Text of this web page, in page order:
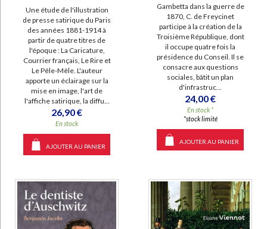
Une étude de l'illustration
de presse satirique du Paris
des années 1881-1914 à
partir de quatre titres de
l'époque : La Caricature,
Courrier français, Le Rire et
Le Pêle-Mêle. L'auteur
apporte un éclairage sur la
mise en image, l'art de
l'affiche satirique, la diffu...
26,90 €
En stock
AJOUTER AU PANIER
Gambetta dans la guerre de
1870, C. de Freycinet
participe à la création de la
Troisième République, dont
il occupe quatre fois la
présidence du Conseil. Il se
consacre aux questions
sociales, bâtit un plan
d'infrastruc...
24,00 €
En stock *
*stock limité
AJOUTER AU PANIER